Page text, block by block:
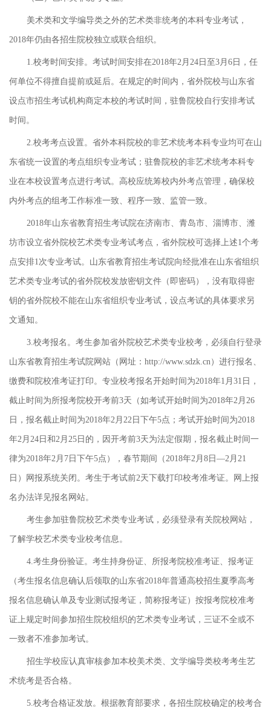
美术类和文学编导类之外的艺术类非统考的本科专业考试，
2018年仍由各招生院校独立或联合组织。
1.校考时间安排。考试时间安排在2018年2月24日至3月6日，任
何单位不得擅自提前或延后。在规定的时间内，省外院校与山东省
设点市招生考试机构商定本校的考试时间，驻鲁院校自行安排考试
时间。
2.校考考点设置。省外本科院校的非艺术统考本科专业均可在山
东省统一设置的考点组织专业考试；驻鲁院校的非艺术统考本科专
业在本校设置考点进行考试。高校应统筹校内外考点管理，确保校
内外考点的组考工作标准一致、程序一致、监管一致。
2018年山东省教育招生考试院在济南市、青岛市、淄博市、潍
坊市设立省外院校艺术类专业考试考点，省外院校可选择上述1个考
点安排1次专业考试。山东省教育招生考试院向经批准在山东省组织
艺术类专业考试的省外院校发放密钥文件（即密码），没有取得密
钥的省外院校不能在山东省组织专业考试，设点考试的具体要求另
文通知。
3.校考报名。考生参加省外院校艺术类专业校考，必须自行登录
山东省教育招生考试院网站（网址：http://www.sdzk.cn）进行报名、
缴费和院校准考证打印。专业校考报名开始时间为2018年1月31日，
截止时间为所报考院校开考前3天（如考试开始时间为2018年2月26
日，报名截止时间为2018年2月22日下午5点；考试开始时间为2018
年2月24日和2月25日的，因开考前3天为法定假期，报名截止时间一
律为2018年2月7日下午5点），春节期间（2018年2月8日—2月21
日）网报系统关闭。考生于考试前2天下载打印校考准考证。网上报
名办法详见报名网站。
考生参加驻鲁院校艺术类专业考试，必须登录有关院校网站，
了解学校艺术类专业校考信息。
4.考生身份验证。考生持身份证、所报考院校准考证、报考证
（考生报名信息确认后领取的山东省2018年普通高校招生夏季高考
报名信息确认单及专业测试报考证，简称报考证）按报考院校准考
证上规定时间参加招生院校组织的艺术类专业考试，三证不全或不
一致者不准参加考试。
招生学校应认真审核参加本校美术类、文学编导类校考考生艺
术统考是否合格。
5.校考合格证发放。根据教育部要求，各招生院校确定的校考合